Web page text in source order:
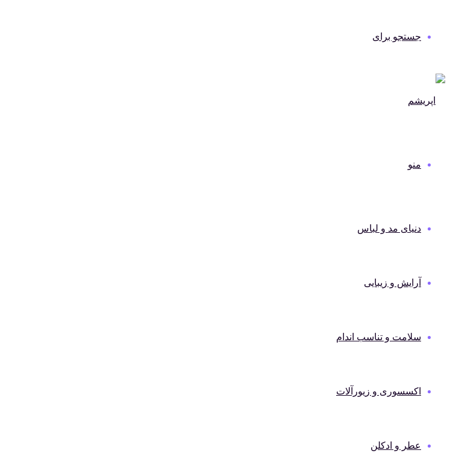
جستجو برای
منو
دنیای مد و لباس
آرایش و زیبایی
سلامت و تناسب اندام
اکسسوری و زیورآلات
عطر و ادکلن